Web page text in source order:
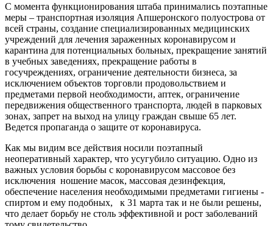
С момента функционирования штаба принимались поэтапные
меры – транспортная изоляция Апшеронского полуострова от
всей страны, создание специализированных медицинских
учреждений для лечения зараженных коронавирусом и
карантина для потенциальных больных, прекращение занятий
в учебных заведениях, прекращение работы в
госучреждениях, ограничение деятельности бизнеса, за
исключением объектов торговли продовольствием и
предметами первой необходимости, аптек, ограничение
передвижения общественного транспорта, людей в парковых
зонах, запрет на выход на улицу граждан свыше 65 лет.
Ведется пропаганда о защите от коронавируса.
Как мы видим все действия носили поэтапный
неоперативный характер, что усугубило ситуацию. Одно из
важных условия борьбы с коронавирусом массовое без
исключения ношение масок, массовая дезинфекция,
обеспечение населения необходимыми предметами гигиены -
спиртом и ему подобных, к 31 марта так и не были решены,
что делает борьбу не столь эффективной и рост заболеваний